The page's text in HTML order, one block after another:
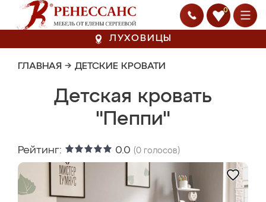
0
ЛУХОВИЦЫ
ГЛАВНАЯ → ДЕТСКИЕ КРОВАТИ
Детская кровать
"Пеппи"
Рейтинг: 0.0 (0 голосов)